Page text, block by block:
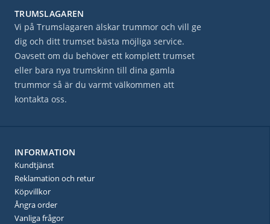
TRUMSLAGAREN
Vi på Trumslagaren älskar trummor och vill ge
dig och ditt trumset bästa möjliga service.
Oavsett om du behöver ett komplett trumset
eller bara nya trumskinn till dina gamla
trummor så är du varmt välkommen att
kontakta oss.
INFORMATION
Kundtjänst
Reklamation och retur
Köpvillkor
Ångra order
Vanliga frågor